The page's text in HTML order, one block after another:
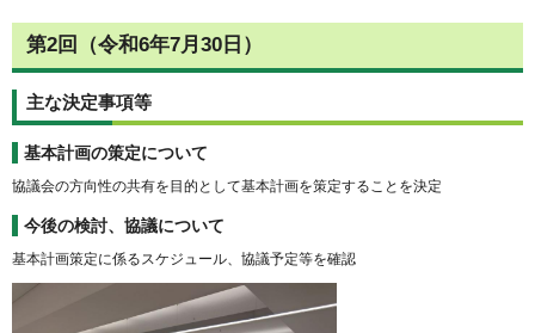
第2回（令和6年7月30日）
主な決定事項等
基本計画の策定について
協議会の方向性の共有を目的として基本計画を策定することを決定
今後の検討、協議について
基本計画策定に係るスケジュール、協議予定等を確認